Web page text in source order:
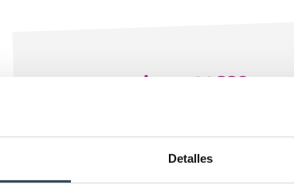
Detalles
A chave do sucesso
simulações